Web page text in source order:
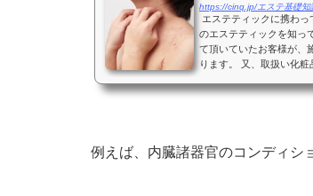
https://cinq.jp/エステ基礎知
エステティックに携わ
のエステティックを知っ
て頂いていたお客様が、
ります。 又、取扱い化粧
例えば、内臓諸器官のコンディシ